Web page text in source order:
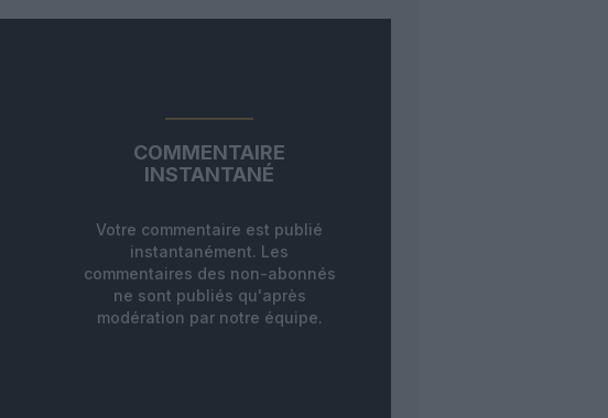
COMMENTAIRE
INSTANTANÉ
Votre commentaire est publié
instantanément. Les
commentaires des non-abonnés
ne sont publiés qu'après
modération par notre équipe.